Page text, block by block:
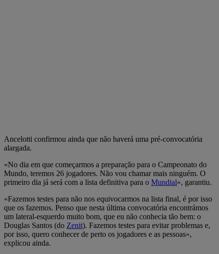
Ancelotti confirmou ainda que não haverá uma pré-convocatória
alargada.
«No dia em que começarmos a preparação para o Campeonato do
Mundo, teremos 26 jogadores. Não vou chamar mais ninguém. O
primeiro dia já será com a lista definitiva para o Mundial», garantiu.
«Fazemos testes para não nos equivocarmos na lista final, é por isso
que os fazemos. Penso que nesta última convocatória encontrámos
um lateral-esquerdo muito bom, que eu não conhecia tão bem: o
Douglas Santos (do Zenit). Fazemos testes para evitar problemas e,
por isso, quero conhecer de perto os jogadores e as pessoas»,
explicou ainda.